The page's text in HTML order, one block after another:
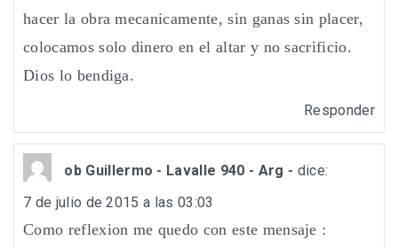
hacer la obra mecanicamente, sin ganas sin placer,
colocamos solo dinero en el altar y no sacrificio.
Dios lo bendiga.
Responder
ob Guillermo - Lavalle 940 - Arg - dice:
7 de julio de 2015 a las 03:03
Como reflexion me quedo con este mensaje :